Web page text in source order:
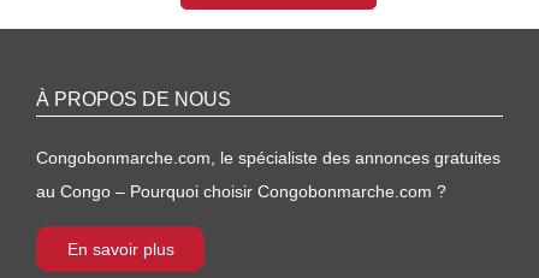
À PROPOS DE NOUS
Congobonmarche.com, le spécialiste des annonces gratuites
au Congo – Pourquoi choisir Congobonmarche.com ?
En savoir plus